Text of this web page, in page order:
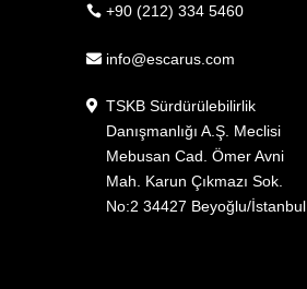
+90 (212) 334 5460
info@escarus.com
TSKB Sürdürülebilirlik
Danışmanlığı A.Ş. Meclisi
Mebusan Cad. Ömer Avni
Mah. Karun Çıkmazı Sok.
No:2 34427 Beyoğlu/İstanbul